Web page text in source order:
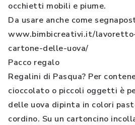
occhietti mobili e piume.
Da usare anche come
www.bimbicreativi.it/
cartone-delle-uova/
Pacco regalo
Regalini di Pasqua? Per
cioccolato o piccoli oggetti è
delle uova dipinta in colori
cordino. Su un cartoncino